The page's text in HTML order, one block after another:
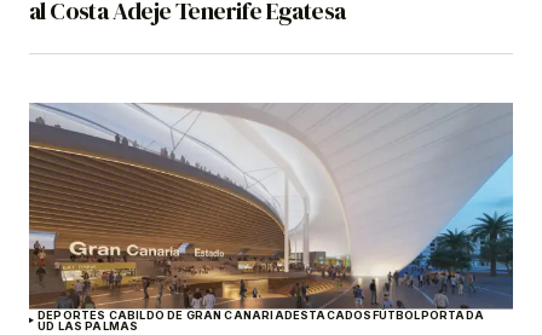
al Costa Adeje Tenerife Egatesa
DEPORTES CABILDO DE GRAN CANARIADESTACADOSFÚTBOLPORTADA
UD LAS PALMAS